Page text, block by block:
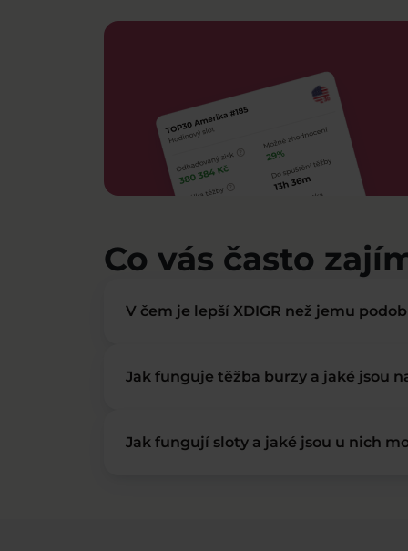
Co vás často
V čem je lepší XDIGR než jemu
Jak funguje těžba burzy a jaké jsou
Jak fungují sloty a jaké jsou u nich